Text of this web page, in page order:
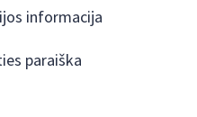
informacija
paraiška